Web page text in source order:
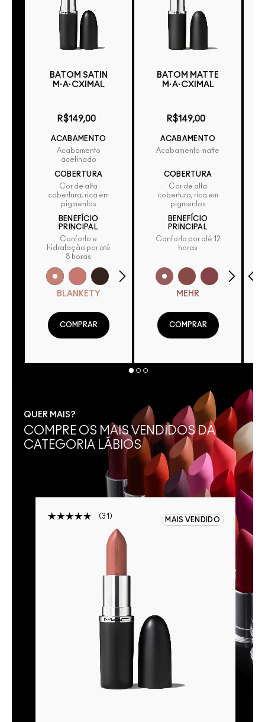
BATOM SATIN
M·A·CXIMAL
R$149,00
ACABAMENTO
Acabamento
acetinado
COBERTURA
Cor de alta
cobertura, rica em
pigmentos
BENEFÍCIO
PRINCIPAL
Conforto e
hidratação por até
8 horas
BLANKETY
COMPRAR
BATOM MATTE
M·A·CXIMAL
R$149,00
ACABAMENTO
Acabamento matte
COBERTURA
Cor de alta
cobertura, rica em
pigmentos
BENEFÍCIO
PRINCIPAL
Conforto por até 12
horas
MEHR
COMPRAR
QUER MAIS?
COMPRE OS MAIS VENDIDOS DA
CATEGORIA LÁBIOS
31 MAIS VENDIDO